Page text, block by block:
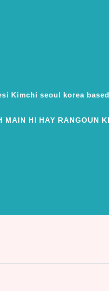
Kimchi seoul korea
MAIN HI HAY RANGOUN